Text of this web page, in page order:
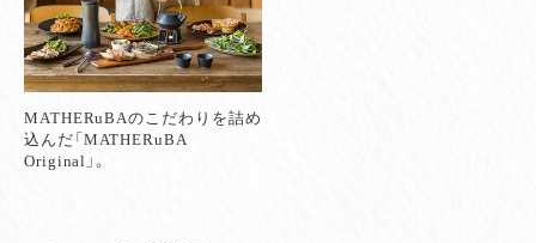
MATHERuBAのこだわりを詰め
込んだ「MATHERuBA
Original」。